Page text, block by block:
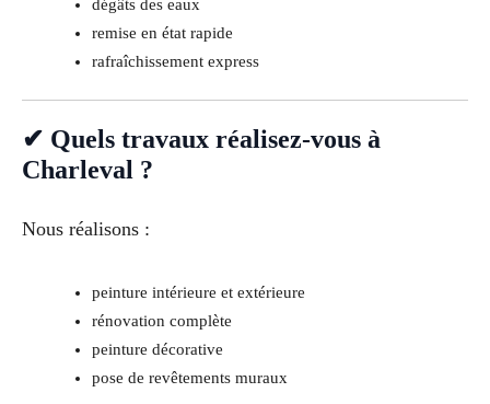
dégâts des eaux
remise en état rapide
rafraîchissement express
✔ Quels travaux réalisez-vous à
Charleval ?
Nous réalisons :
peinture intérieure et extérieure
rénovation complète
peinture décorative
pose de revêtements muraux